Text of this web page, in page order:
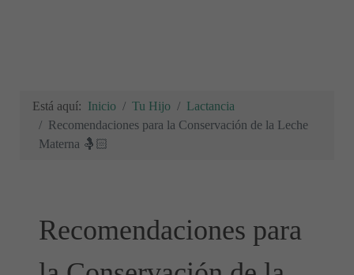
Está aquí: Inicio Tu Hijo
Lactancia
Recomendaciones para la Conservación de la Leche
Materna 🤱🏻
Recomendaciones para